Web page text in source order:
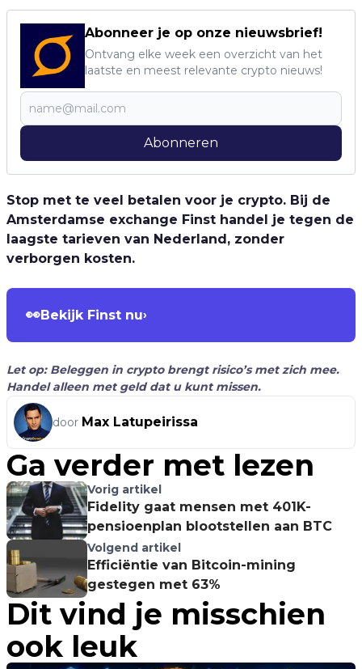
Abonneer je op onze nieuwsbrief!
Ontvang elke week een overzicht van het
laatste en meest relevante crypto nieuws!
Abonneren
Stop met te veel betalen voor je crypto. Bij de
Amsterdamse exchange Finst handel je tegen de
laagste tarieven van Nederland, zonder
verborgen kosten.
👀Bekijk Finst nu›
Let op: Beleggen in crypto brengt risico’s met zich mee.
Handel alleen met geld dat u kunt missen.
door Max Latupeirissa
Ga verder met lezen
Vorig artikel
Fidelity gaat mensen met 401K-
pensioenplan blootstellen aan BTC
Volgend artikel
Efficiëntie van Bitcoin-mining
gestegen met 63%
Dit vind je misschien
ook leuk